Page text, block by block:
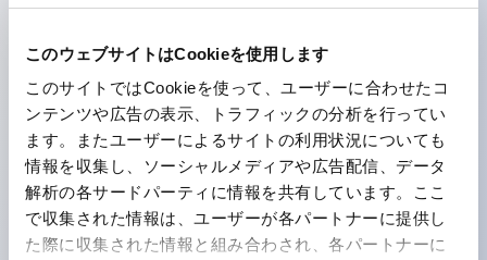
このウェブサイトはCookieを使用します
このサイトではCookieを使って、ユーザーに合わせたコ
ンテンツや広告の表示、トラフィックの分析を行ってい
ます。またユーザーによるサイトの利用状況についても
情報を収集し、ソーシャルメディアや広告配信、データ
解析の各サードパーティに情報を共有しています。ここ
で収集された情報は、ユーザーが各パートナーに提供し
た際に収集された情報と組み合わされ、各パートナーに
保護構造IP20に対応したHW-U形コンタクトブロック
を搭載。
高電圧タイプのLED球が搭載可能になり、ダイレクト
タイプの定格使用電圧が最大240Vまで対応可能になり
ました。
ひとつで6色の役をこなすLED球（LSRD球）。これま
で色ごとに分かれていたLED球を、1色のLED球で各色
を表現できるようにしました。